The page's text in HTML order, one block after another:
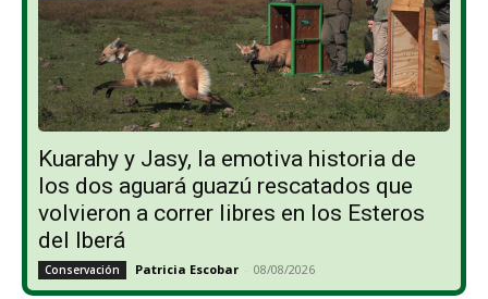
Kuarahy y Jasy, la emotiva historia de
los dos aguará guazú rescatados que
volvieron a correr libres en los Esteros
del Iberá
Conservación Patricia Escobar - 08/08/2026